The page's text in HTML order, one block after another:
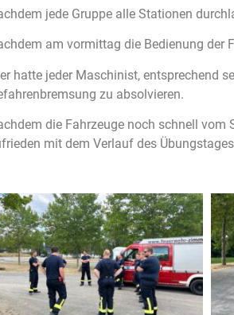
jede Gruppe alle Stationen
am vormittag die Bedienung
hatte jeder Maschinist, entsprechend
zu absolvieren.
die Fahrzeuge noch schnell vom
mit dem Verlauf des